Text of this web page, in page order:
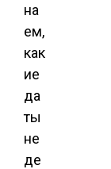
на
ем,
как
ие
да
ты
не
де